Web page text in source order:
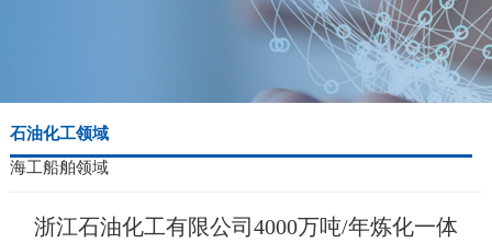
石油化工领域
海工船舶领域
浙江石油化工有限公司4000万吨/年炼化一体